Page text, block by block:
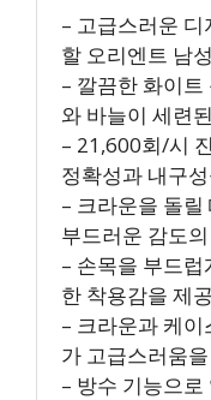
– 고급스러운
할 오리엔트 남
– 깔끔한 화이
와 바늘이 세련
– 21,600회/시
정확성과 내구
– 크라운을 돌
부드러운 감도
– 손목을 부드
한 착용감을 제공
– 크라운과 케
가 고급스러움
– 방수 기능으